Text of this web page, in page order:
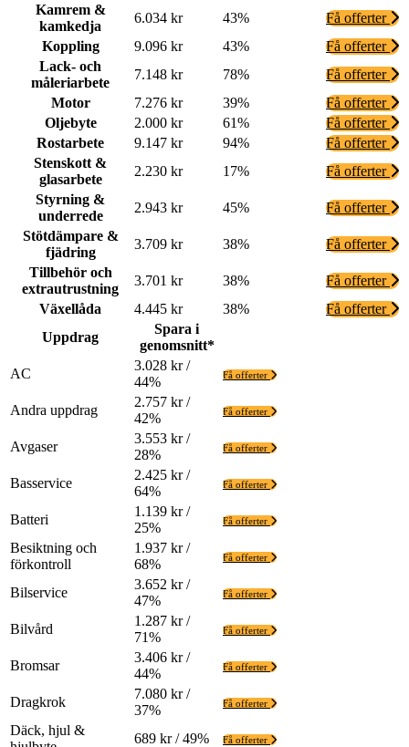
Kamrem &
kamkedja
6.034 kr 43%
Få offerter
Koppling
9.096 kr 43%
Få offerter
Lack- och
måleriarbete
7.148 kr 78%
Få offerter
Motor
7.276 kr 39%
Få offerter
Oljebyte
2.000 kr 61%
Få offerter
Rostarbete
9.147 kr 94%
Få offerter
Stenskott &
glasarbete
2.230 kr 17%
Få offerter
Styrning &
underrede
2.943 kr 45%
Få offerter
Stötdämpare &
fjädring
3.709 kr 38%
Få offerter
Tillbehör och
extrautrustning
3.701 kr 38%
Få offerter
Växellåda
4.445 kr 38%
Få offerter
Uppdrag
Spara i
genomsnitt*
AC
3.028 kr /
44%
Få offerter
Andra uppdrag
2.757 kr /
42%
Få offerter
Avgaser
3.553 kr /
28%
Få offerter
Basservice
2.425 kr /
64%
Få offerter
Batteri
1.139 kr /
25%
Få offerter
Besiktning och
förkontroll
1.937 kr /
68%
Få offerter
Bilservice
3.652 kr /
47%
Få offerter
Bilvård
1.287 kr /
71%
Få offerter
Bromsar
3.406 kr /
44%
Få offerter
Dragkrok
7.080 kr /
37%
Få offerter
Däck, hjul &
689 kr / 49% Få offerter